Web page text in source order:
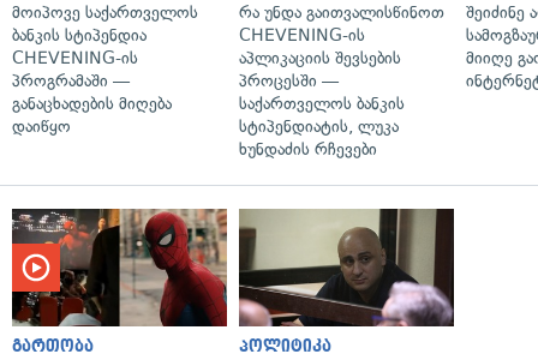
მოიპოვე საქართველოს
ბანკის სტიპენდია
CHEVENING-ის
პროგრამაში —
განაცხადების მიღება
დაიწყო
რა უნდა გაითვალისწინოთ
CHEVENING-ის
აპლიკაციის შევსების
პროცესში —
საქართველოს ბანკის
სტიპენდიატის, ლუკა
ხუნდაძის რჩევები
შეიძინე
მიიღე
გართობა პოლიტიკა